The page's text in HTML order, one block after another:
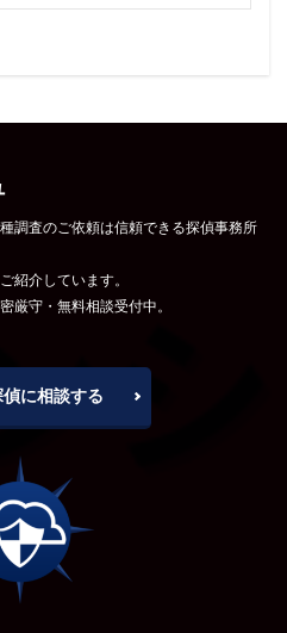
調査のご依頼は信頼できる探偵事務所
紹介しています。
厳守・無料相談受付中。
に相談する